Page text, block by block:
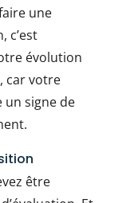
une
c’est
évolution
car votre
un signe de
être